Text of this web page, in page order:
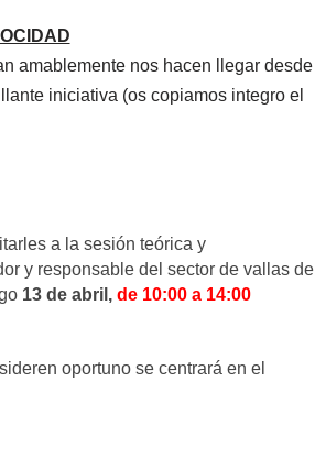
amablemente nos hacen llegar desde
iniciativa (os copiamos integro el
a la sesión teórica y
y responsable del sector de vallas de
13 de abril,de 10:00 a 14:00
oportuno se centrará en el